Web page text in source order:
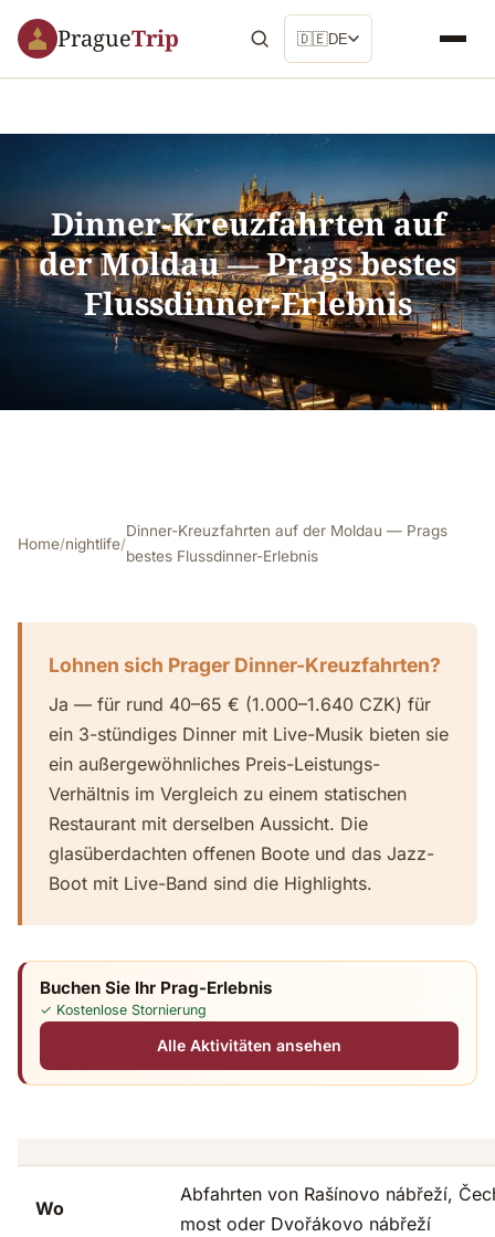
PragueTrip 🇩🇪DE
Dinner-Kreuzfahrten auf
der Moldau — Prags bestes
Flussdinner-Erlebnis
Home/nightlife/
Dinner-Kreuzfahrten auf der Moldau — Prags
bestes Flussdinner-Erlebnis
Lohnen sich Prager Dinner-Kreuzfahrten?
Ja — für rund 40–65 € (1.000–1.640 CZK) für
ein 3-stündiges Dinner mit Live-Musik bieten sie
ein außergewöhnliches Preis-Leistungs-
Verhältnis im Vergleich zu einem statischen
Restaurant mit derselben Aussicht. Die
glasüberdachten offenen Boote und das Jazz-
Boot mit Live-Band sind die Highlights.
Buchen Sie Ihr Prag-Erlebnis
✓ Kostenlose Stornierung
Alle Aktivitäten ansehen
Wo
Abfahrten von Rašínovo nábřeží,
most oder Dvořákovo nábřeží